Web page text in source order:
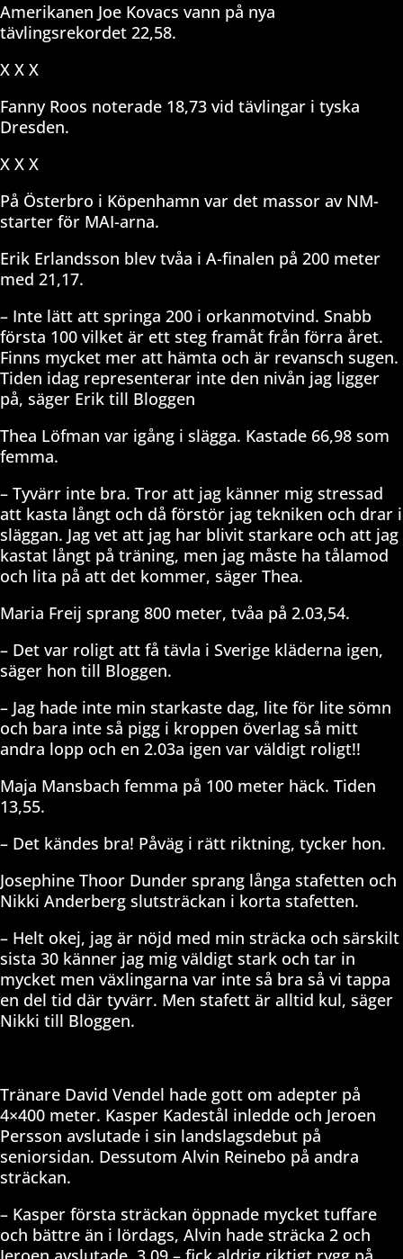
Amerikanen Joe Kovacs vann på nya
tävlingsrekordet 22,58.
X X X
Fanny Roos noterade 18,73 vid tävlingar i tyska
Dresden.
X X X
På Österbro i Köpenhamn var det massor av NM-
starter för MAI-arna.
Erik Erlandsson blev tvåa i A-finalen på 200 meter
med 21,17.
– Inte lätt att springa 200 i orkanmotvind. Snabb
första 100 vilket är ett steg framåt från förra året.
Finns mycket mer att hämta och är revansch sugen.
Tiden idag representerar inte den nivån jag ligger
på, säger Erik till Bloggen
Thea Löfman var igång i slägga. Kastade 66,98 som
femma.
– Tyvärr inte bra. Tror att jag känner mig stressad
att kasta långt och då förstör jag tekniken och drar i
släggan. Jag vet att jag har blivit starkare och att jag
kastat långt på träning, men jag måste ha tålamod
och lita på att det kommer, säger Thea.
Maria Freij sprang 800 meter, tvåa på 2.03,54.
– Det var roligt att få tävla i Sverige kläderna igen,
säger hon till Bloggen.
– Jag hade inte min starkaste dag, lite för lite sömn
och bara inte så pigg i kroppen överlag så mitt
andra lopp och en 2.03a igen var väldigt roligt!!
Maja Mansbach femma på 100 meter häck. Tiden
13,55.
– Det kändes bra! Påväg i rätt riktning, tycker hon.
Josephine Thoor Dunder sprang långa stafetten och
Nikki Anderberg slutsträckan i korta stafetten.
– Helt okej, jag är nöjd med min sträcka och särskilt
sista 30 känner jag mig väldigt stark och tar in
mycket men växlingarna var inte så bra så vi tappa
en del tid där tyvärr. Men stafett är alltid kul, säger
Nikki till Bloggen.
Tränare David Vendel hade gott om adepter på
4×400 meter. Kasper Kadestål inledde och Jeroen
Persson avslutade i sin landslagsdebut på
seniorsidan. Dessutom Alvin Reinebo på andra
sträckan.
– Kasper första sträckan öppnade mycket tuffare
och bättre än i lördags, Alvin hade sträcka 2 och